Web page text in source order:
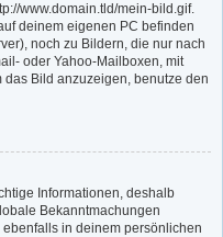
www.domain.tld/mein-bild.gif.
deinem eigenen PC befinden
noch zu Bildern, die nur nach
oder Yahoo-Mailboxen, mit
das Bild anzuzeigen, benutze den
Informationen, deshalb
Bekanntmachungen
in deinem persönlichen